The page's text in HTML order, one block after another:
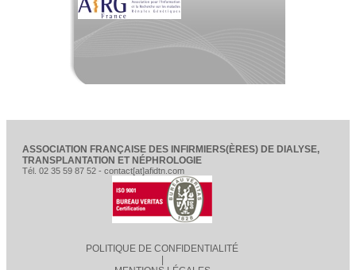
ASSOCIATION FRANÇAISE DES INFIRMIERS(ÈRES) DE DIALYSE,
TRANSPLANTATION ET NÉPHROLOGIE
Tél. 02 35 59 87 52 - contact[at]afidtn.com
POLITIQUE DE CONFIDENTIALITÉ